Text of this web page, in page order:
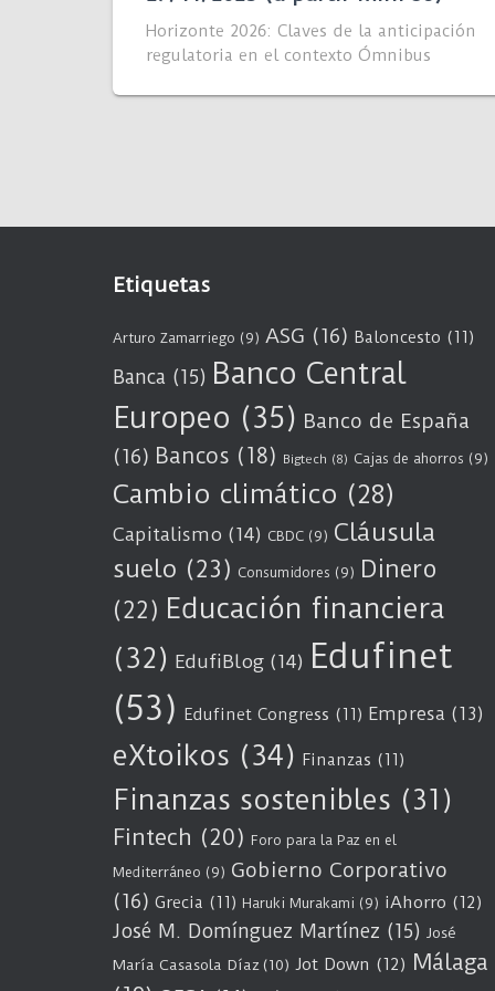
Horizonte 2026: Claves de la anticipación
regulatoria en el contexto Ómnibus
Etiquetas
Arturo Zamarriego (9) ASG (16) Baloncesto (11)
Banca (15) Banco Central
Europeo (35) Banco de España
(16) Bancos (18) Bigtech (8) Cajas de ahorros (9)
Cambio climático (28)
Capitalismo (14) CBDC (9) Cláusula
suelo (23) Consumidores (9) Dinero
(22) Educación financiera
(32) EdufiBlog (14) Edufinet
(53) Edufinet Congress (11) Empresa (13)
eXtoikos (34) Finanzas (11)
Finanzas sostenibles (31)
Fintech (20) Foro para la Paz en el
Mediterráneo (9) Gobierno Corporativo
(16) Grecia (11) Haruki Murakami (9) iAhorro (12)
José M. Domínguez Martínez (15) José
María Casasola Díaz (10) Jot Down (12) Málaga